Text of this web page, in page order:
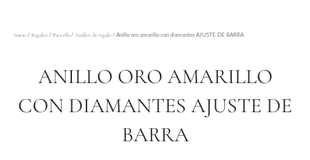
Inicio / Regalos / Para ella / Anillos de regalo / Anillo oro amarillo con diamantes AJUSTE DE BARRA
ANILLO ORO AMARILLO
CON DIAMANTES AJUSTE DE
BARRA